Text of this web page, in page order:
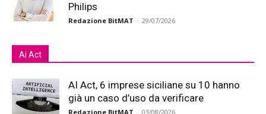
Philips
Redazione BitMAT - 29/07/2026
Ai Act
AI Act, 6 imprese siciliane su 10 hanno
già un caso d’uso da verificare
Redazione BitMAT - 03/08/2026